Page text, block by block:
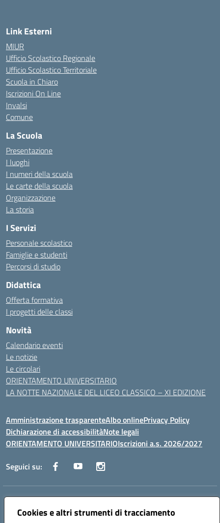
Cookies e altri strumenti di tracciamento
Link Esterni
MIUR
Ufficio Scolastico Regionale
Ufficio Scolastico Territoriale
Scuola in Chiaro
Iscrizioni On Line
Invalsi
Comune
La Scuola
Presentazione
I luoghi
I numeri della scuola
Le carte della scuola
Organizzazione
La storia
I Servizi
Personale scolastico
Famiglie e studenti
Percorsi di studio
Didattica
Offerta formativa
I progetti delle classi
Novità
Calendario eventi
Le notizie
Le circolari
ORIENTAMENTO UNIVERSITARIO
LA NOTTE NAZIONALE DEL LICEO CLASSICO – XI EDIZIONE
Amministrazione trasparenteAlbo onlinePrivacy Policy
Dichiarazione di accessibilitàNote legali
ORIENTAMENTO UNIVERSITARIOIscrizioni a.s. 2026/2027
Seguici su:
Indirizzo:
Centralino:0882 331218 Email:fgps210002@istruzione.it